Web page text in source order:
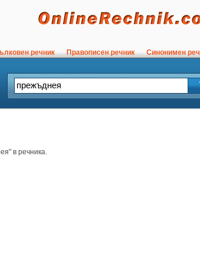
речник Правописен речник Синонимен
в речника.